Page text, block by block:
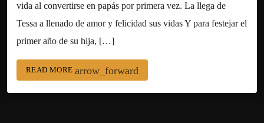
vida al convertirse en papás por primera vez. La llega de
Tessa a llenado de amor y felicidad sus vidas Y para festejar el
primer año de su hija, […]
READ MORE arrow_forward